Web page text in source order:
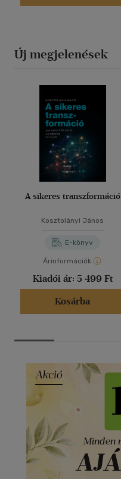
Új megjelenések
A sikeres transzformáció
Kosztolányi János
E-könyv
Árinformációk
Kiadói ár: 5 499 Ft
Kosárba